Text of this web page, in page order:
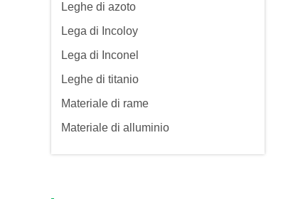
Leghe di azoto
Lega di Incoloy
Lega di Inconel
Leghe di titanio
Materiale di rame
Materiale di alluminio